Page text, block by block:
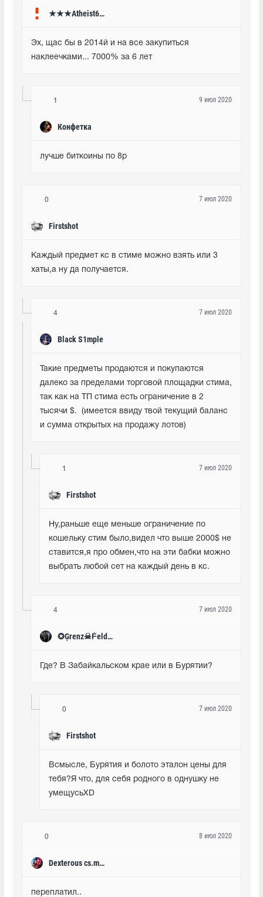
★★★Atheist666★★★
Эх, щас бы в 2014й и на все закупиться
наклеечками... 7000% за 6 лет
1
Конфетка
9 июл 2020
лучше биткоины по 8р
0
Firstshot
7 июл 2020
Каждый предмет кс в стиме можно взять или 3
хаты,а ну да получается.
4
Black S1mple
7 июл 2020
Такие предметы продаются и покупаются
далеко за пределами торговой площадки стима,
так как на ТП стима есть ограничение в 2
тысячи $.  (имеется ввиду твой текущий баланс
и сумма открытых на продажу лотов)
1
Firstshot
7 июл 2020
Ну,раньше еще меньше ограничение по
кошельку стим было,видел что выше 2000$ не
ставится,я про обмен,что на эти бабки можно
выбрать любой сет на каждый день в кс.
4
✪Ģrenz☠Ḟeldwebel✪
7 июл 2020
Где? В Забайкальском крае или в Бурятии?
0
Firstshot
7 июл 2020
Всмысле, Бурятия и болото эталон цены для
тебя?Я что, для себя родного в однушку не
умещусьXD
0
Dexterous cs.money
8 июл 2020
переплатил..